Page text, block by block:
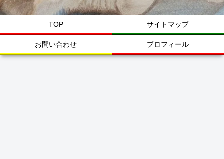
TOP サイトマップ
お問い合わせ プロフィール